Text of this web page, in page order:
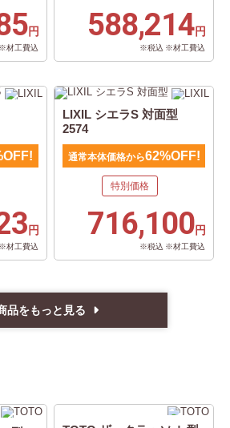
円
材工費込
588,214円
※税込 ※材工費込
円
材工費込
LIXIL シエラS 対面型
2574
通常本体価格から62%OFF!
特別価格
716,100円
※税込 ※材工費込
品をもっと見る